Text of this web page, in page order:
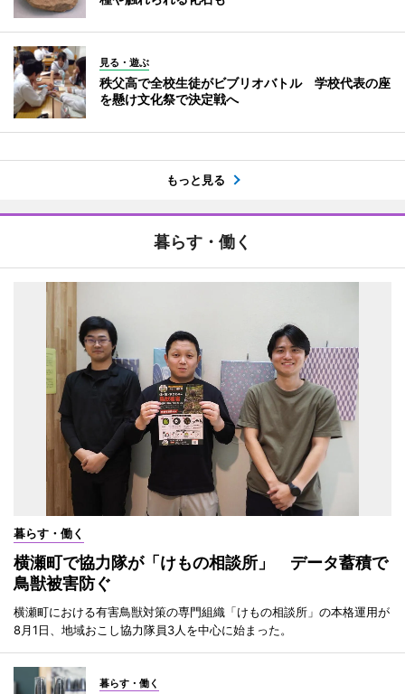
見る・遊ぶ
秩父高で全校生徒がビブリオバトル 学校代表の座
を懸け文化祭で決定戦へ
もっと見る
暮らす・働く
暮らす・働く
横瀬町で協力隊が「けもの相談所」 データ蓄積で
鳥獣被害防ぐ
横瀬町における有害鳥獣対策の専門組織「けもの相談所」の本格運用が
8月1日、地域おこし協力隊員3人を中心に始まった。
暮らす・働く